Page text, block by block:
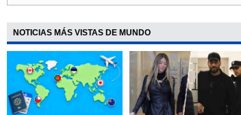
NOTICIAS MÁS VISTAS DE MUNDO